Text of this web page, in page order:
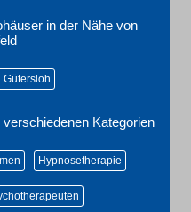
in der Nähe von
Gütersloh
Kategorien
Hypnosetherapie